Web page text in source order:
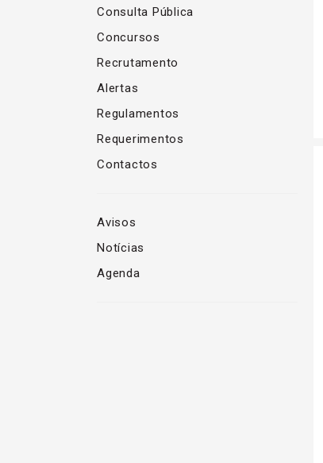
Consulta Pública
Concursos
Recrutamento
Alertas
Regulamentos
Requerimentos
Contactos
Avisos
Notícias
Agenda